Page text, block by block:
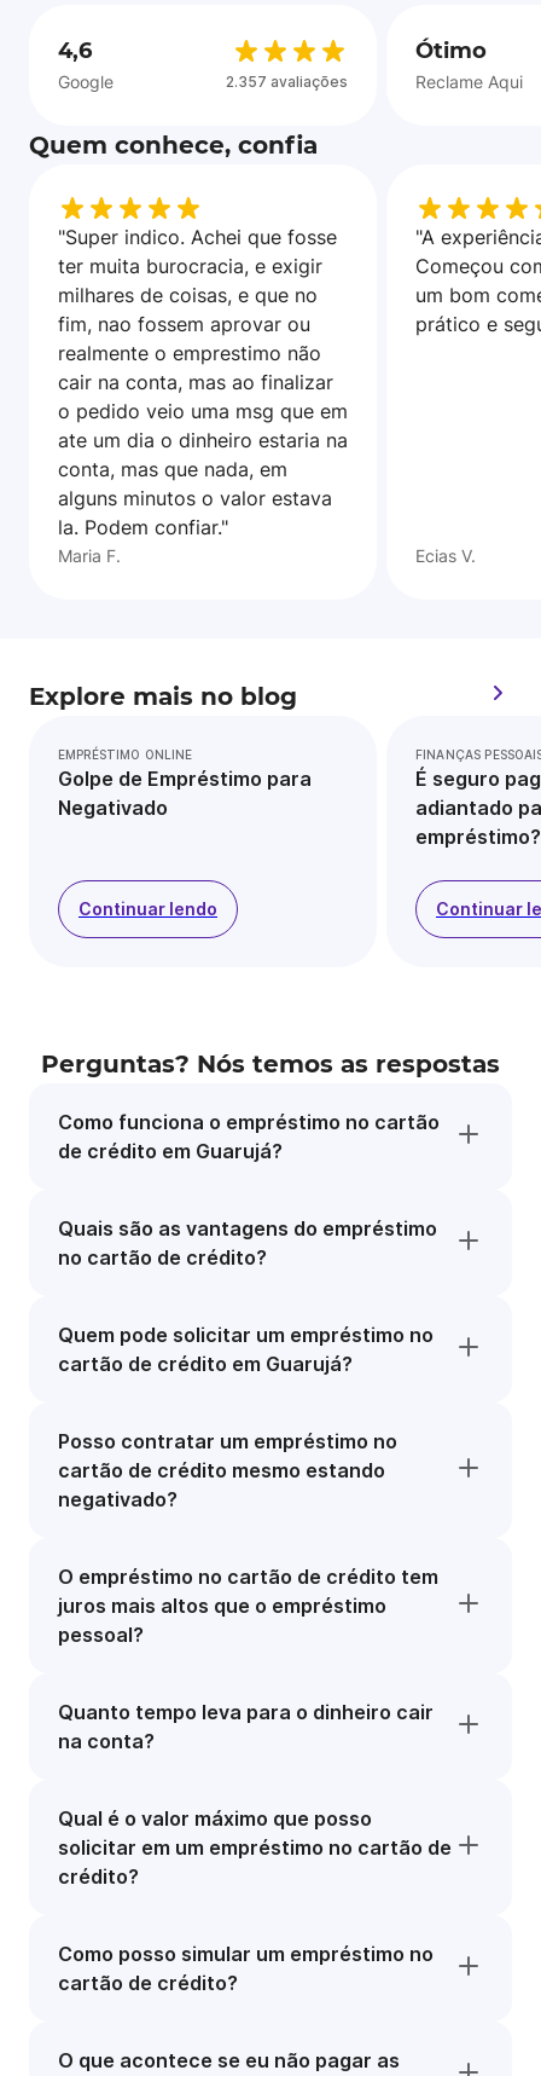
4,6
Google 2.357 avaliações
Ótimo
Reclame Aqui
Quem conhece, confia
"Super indico. Achei que fosse
ter muita burocracia, e exigir
milhares de coisas, e que no
fim, nao fossem aprovar ou
realmente o emprestimo não
cair na conta, mas ao finalizar
o pedido veio uma msg que em
ate um dia o dinheiro estaria na
conta, mas que nada, em
alguns minutos o valor estava
la. Podem confiar."
Maria F.
"A
Começou
um bom
prático e
Ecias V.
Explore mais no blog
EMPRÉSTIMO ONLINE
Golpe de Empréstimo para
Negativado
Continuar lendo
FINANÇAS
É seguro
adiantado
empréstimo?
Continuar
Perguntas? Nós temos as respostas
Como funciona o empréstimo no cartão
de crédito em Guarujá?
Quais são as vantagens do empréstimo
no cartão de crédito?
Quem pode solicitar um empréstimo no
cartão de crédito em Guarujá?
Posso contratar um empréstimo no
cartão de crédito mesmo estando
negativado?
O empréstimo no cartão de crédito tem
juros mais altos que o empréstimo
pessoal?
Quanto tempo leva para o dinheiro cair
na conta?
Qual é o valor máximo que posso
solicitar em um empréstimo no cartão de
crédito?
Como posso simular um empréstimo no
cartão de crédito?
O que acontece se eu não pagar as